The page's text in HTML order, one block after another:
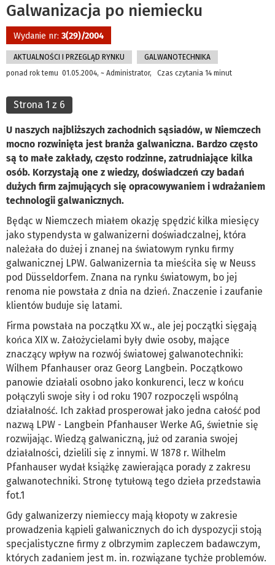
Galwanizacja po niemiecku
Wydanie nr: 3(29)/2004
AKTUALNOŚCI I PRZEGLĄD RYNKU
GALWANOTECHNIKA
ponad rok temu 01.05.2004, ~ Administrator, Czas czytania 14 minut
Strona 1 z 6
U naszych najbliższych zachodnich sąsiadów, w Niemczech
mocno rozwinięta jest branża galwaniczna. Bardzo często
są to małe zakłady, często rodzinne, zatrudniające kilka
osób. Korzystają one z wiedzy, doświadczeń czy badań
dużych firm zajmujących się opracowywaniem i wdrażaniem
technologii galwanicznych.
Będąc w Niemczech miałem okazję spędzić kilka miesięcy
jako stypendysta w galwanizerni doświadczalnej, która
należała do dużej i znanej na światowym rynku firmy
galwanicznej LPW. Galwanizernia ta mieściła się w Neuss
pod Düsseldorfem. Znana na rynku światowym, bo jej
renoma nie powstała z dnia na dzień. Znaczenie i zaufanie
klientów buduje się latami.
Firma powstała na początku XX w., ale jej początki sięgają
końca XIX w. Założycielami były dwie osoby, mające
znaczący wpływ na rozwój światowej galwanotechniki:
Wilhem Pfanhauser oraz Georg Langbein. Początkowo
panowie działali osobno jako konkurenci, lecz w końcu
połączyli swoje siły i od roku 1907 rozpoczęli wspólną
działalność. Ich zakład prosperował jako jedna całość pod
nazwą LPW - Langbein Pfanhauser Werke AG, świetnie się
rozwijając. Wiedzą galwaniczną, już od zarania swojej
działalności, dzielili się z innymi. W 1878 r. Wilhelm
Pfanhauser wydał książkę zawierająca porady z zakresu
galwanotechniki. Stronę tytułową tego dzieła przedstawia
fot.1
Gdy galwanizerzy niemieccy mają kłopoty w zakresie
prowadzenia kąpieli galwanicznych do ich dyspozycji stoją
specjalistyczne firmy z olbrzymim zapleczem badawczym,
których zadaniem jest m. in. rozwiązane tychże problemów.